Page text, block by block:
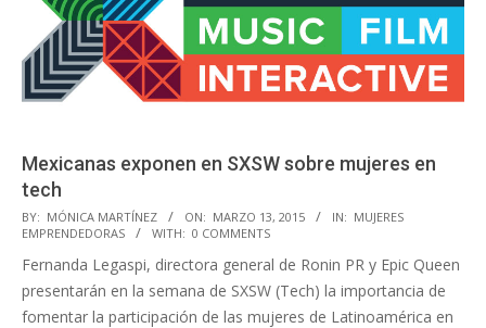
Mexicanas exponen en SXSW sobre mujeres en
tech
2015-
03-
13
BY: MÓNICA MARTÍNEZ ON: MARZO 13, 2015 IN: MUJERES
EMPRENDEDORAS
WITH: 0 COMMENTS
Fernanda Legaspi, directora general de Ronin PR y Epic Queen
presentarán en la semana de SXSW (Tech) la importancia de
fomentar la participación de las mujeres de Latinoamérica en